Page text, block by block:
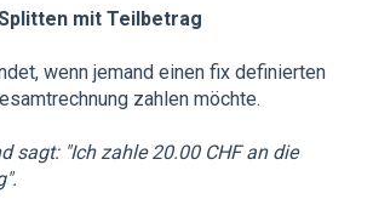
mit Teilbetrag
wenn jemand einen fix definierten
zahlen möchte.
sagt: "Ich zahle 20.00 CHF an die